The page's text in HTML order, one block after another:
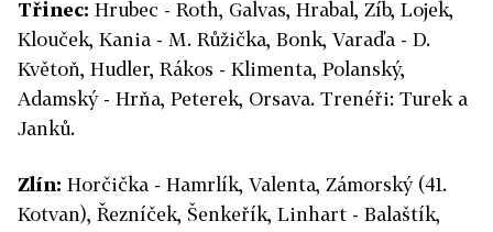
Třinec: Hrubec - Roth, Galvas, Hrabal, Zíb, Lojek,
Klouček, Kania - M. Růžička, Bonk, Varaďa - D.
Květoň, Hudler, Rákos - Klimenta, Polanský,
Adamský - Hrňa, Peterek, Orsava. Trenéři: Turek a
Janků.
Zlín: Horčička - Hamrlík, Valenta, Zámorský (41.
Kotvan), Řezníček, Šenkeřík, Linhart - Balaštík,